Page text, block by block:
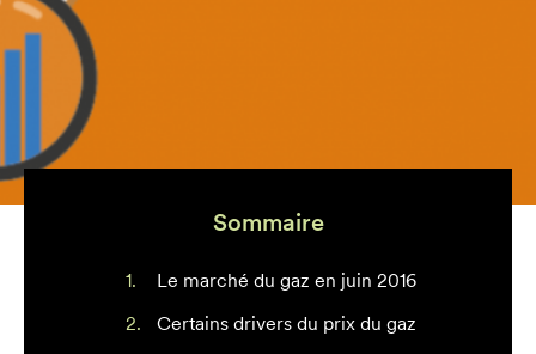
Sommaire
Le marché du gaz en juin 2016
Certains drivers du prix du gaz